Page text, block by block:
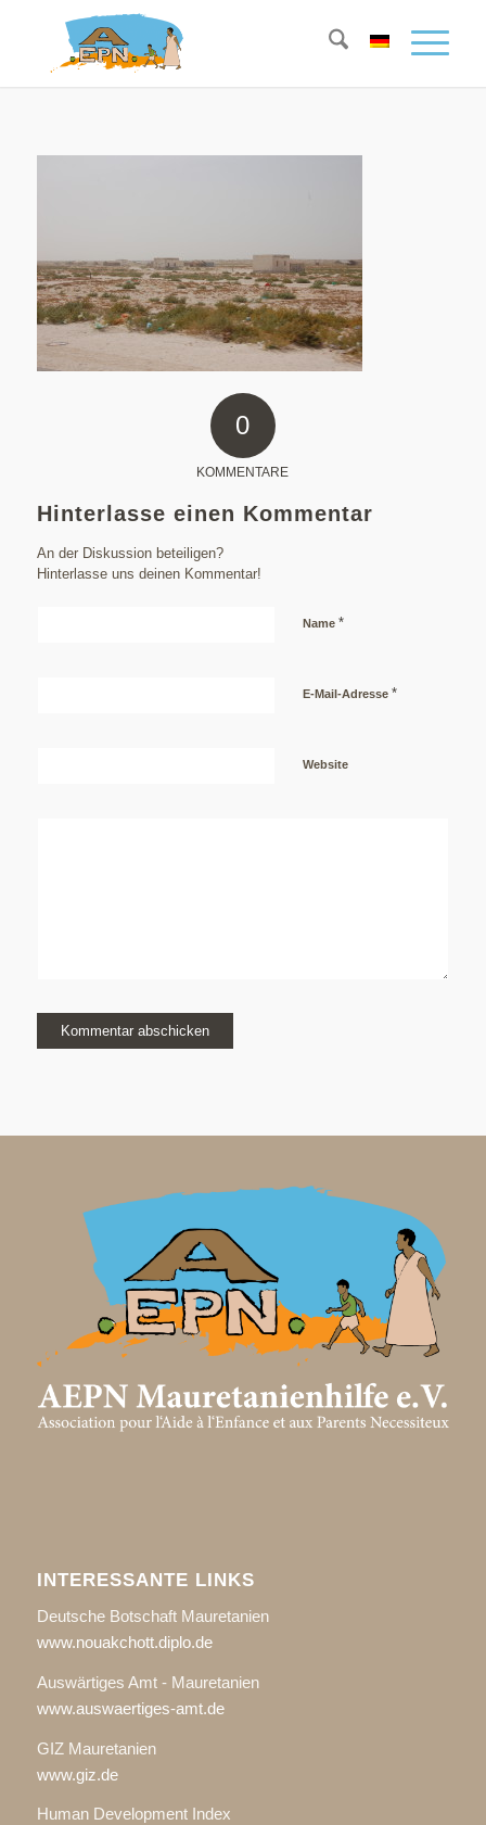
0
KOMMENTARE
Hinterlasse einen Kommentar
An der Diskussion beteiligen?
Hinterlasse uns deinen Kommentar!
Name *
E-Mail-Adresse *
Website
INTERESSANTE LINKS
Deutsche Botschaft Mauretanien
www.nouakchott.diplo.de
Auswärtiges Amt - Mauretanien
www.auswaertiges-amt.de
GIZ Mauretanien
www.giz.de
Human Development Index